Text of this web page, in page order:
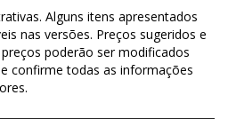
Alguns itens apresentados
nas versões. Preços sugeridos e
preços poderão ser modificados
confirme todas as informações